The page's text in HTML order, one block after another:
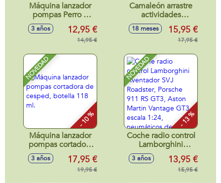
Máquina lanzador
pompas Perro o
Dinosaurio, botella
118 ml.
3 años 12,95 €
14,95 €
Camaleón arrastre
actividades
28x13x14cm
18 meses 15,95 €
17,95 €
NOVEDAD
- 10 %
Máquina lanzador
pompas cortadora
de cesped, botella
118 ml.
3 años 17,95 €
19,95 €
NOVEDAD
- 13 %
Coche radio control
Lamborghini
Aventador SVJ
Roadster, Porsche
911 RS GT3, Aston
3 años 13,95 €
15,95 €